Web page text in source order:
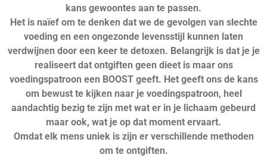
kans gewoontes aan te passen.
Het is naïef om te denken dat we de gevolgen van slechte
voeding en een ongezonde levensstijl kunnen laten
verdwijnen door een keer te detoxen. Belangrijk is dat je je
realiseert dat ontgiften geen dieet is maar ons
voedingspatroon een BOOST geeft. Het geeft ons de kans
om bewust te kijken naar je voedingspatroon, heel
aandachtig bezig te zijn met wat er in je lichaam gebeurd
maar ook, wat je op dat moment ervaart.
Omdat elk mens uniek is zijn er verschillende methoden
om te ontgiften.